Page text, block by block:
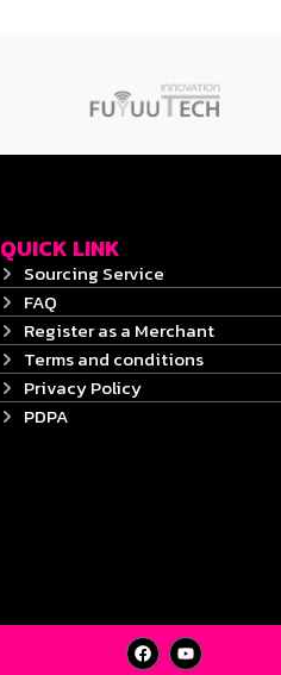
QUICK LINK
Sourcing Service
FAQ
Register as a Merchant
Terms and conditions
Privacy Policy
PDPA